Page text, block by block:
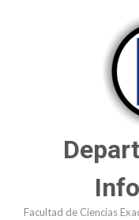
Facultad de Ciencias